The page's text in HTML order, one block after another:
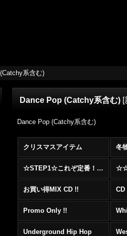
系含む)
Dance Pop (Catchy系含む) [
Dance Pop (Catchy系含む)
クリスマスアイテム 冬
☆STEP1☆これぞ定番！！まずはここから！2000年代R&BフロアヒットBest 100 !!!
お買い得MIX CD !!
Promo Only !!
Underground Hip Hop